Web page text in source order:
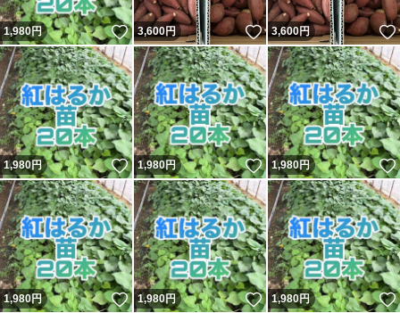
1,980円 いいね！
3,600円 いいね！
3,600円
1,980円 いいね！
1,980円 いいね！
1,980円
1,980円 いいね！
1,980円 いいね！
1,980円